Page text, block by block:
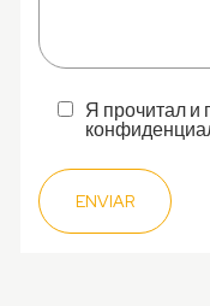
Я прочитал и